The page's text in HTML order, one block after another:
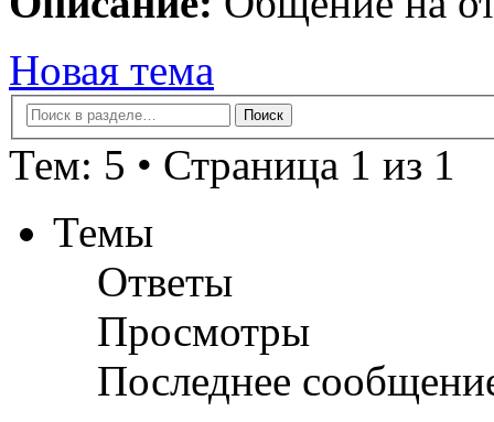
Новая тема
Тем: 5 • Страница 1 из 1
Темы
Ответы
Просмотры
Последнее